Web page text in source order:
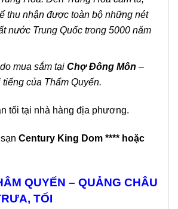
thu nhận được toàn bộ những nét
nước Trung Quốc trong 5000 năm
mua sắm tại Chợ Đông Môn –
của Thẩm Quyến.
tối tại nhà hàng địa phương.
Century King Dom **** hoặc
QUYẾN – QUẢNG CHÂU
TỐI